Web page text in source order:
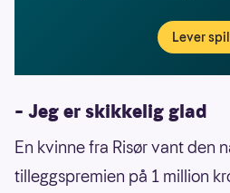
Lever
– Jeg er skikkelig glad
En kvinne fra Risør vant den
tilleggspremien på 1 million